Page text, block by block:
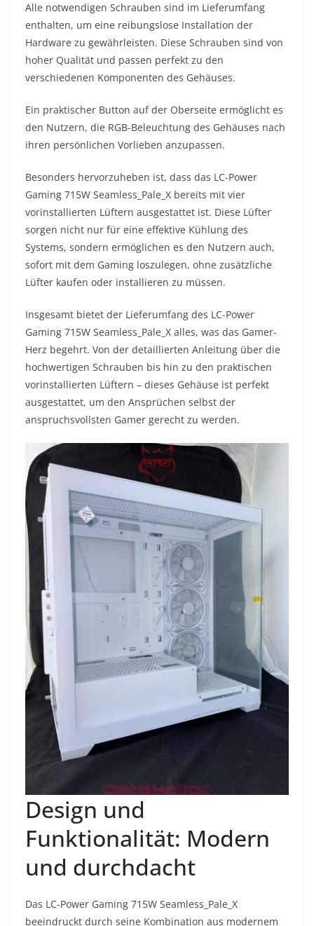
Alle notwendigen Schrauben sind im Lieferumfang
enthalten, um eine reibungslose Installation der
Hardware zu gewährleisten. Diese Schrauben sind von
hoher Qualität und passen perfekt zu den
verschiedenen Komponenten des Gehäuses.
Ein praktischer Button auf der Oberseite ermöglicht es
den Nutzern, die RGB-Beleuchtung des Gehäuses nach
ihren persönlichen Vorlieben anzupassen.
Besonders hervorzuheben ist, dass das LC-Power
Gaming 715W Seamless_Pale_X bereits mit vier
vorinstallierten Lüftern ausgestattet ist. Diese Lüfter
sorgen nicht nur für eine effektive Kühlung des
Systems, sondern ermöglichen es den Nutzern auch,
sofort mit dem Gaming loszulegen, ohne zusätzliche
Lüfter kaufen oder installieren zu müssen.
Insgesamt bietet der Lieferumfang des LC-Power
Gaming 715W Seamless_Pale_X alles, was das Gamer-
Herz begehrt. Von der detaillierten Anleitung über die
hochwertigen Schrauben bis hin zu den praktischen
vorinstallierten Lüftern – dieses Gehäuse ist perfekt
ausgestattet, um den Ansprüchen selbst der
anspruchsvollsten Gamer gerecht zu werden.
Design und
Funktionalität: Modern
und durchdacht
Das LC-Power Gaming 715W Seamless_Pale_X
beeindruckt durch seine Kombination aus modernem